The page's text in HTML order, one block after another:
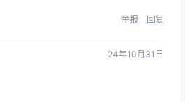
举报 回复
24年10月31日